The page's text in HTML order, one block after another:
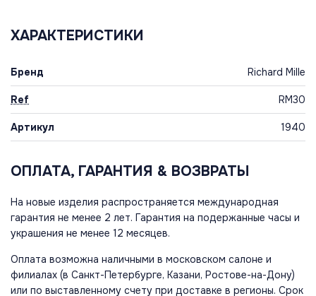
ХАРАКТЕРИСТИКИ
Бренд Richard Mille
Ref RM30
Артикул 1940
ОПЛАТА, ГАРАНТИЯ & ВОЗВРАТЫ
На новые изделия распространяется международная
гарантия не менее 2 лет. Гарантия на подержанные часы и
украшения не менее 12 месяцев.
Оплата возможна наличными в московском салоне и
филиалах (в Санкт-Петербурге, Казани, Ростове-на-Дону)
или по выставленному счету при доставке в регионы. Срок